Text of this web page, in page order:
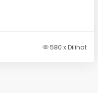
580 x Dilihat